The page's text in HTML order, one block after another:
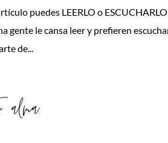
puedes LEERLO o
gente le cansa leer y prefieren
de...